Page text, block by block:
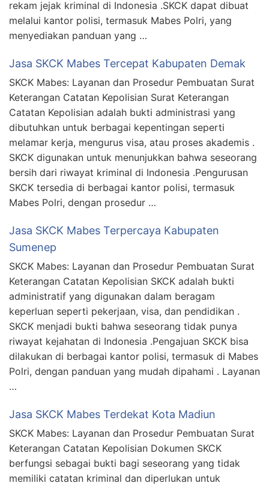
rekam jejak kriminal di Indonesia .SKCK dapat dibuat
melalui kantor polisi, termasuk Mabes Polri, yang
menyediakan panduan yang …
Jasa SKCK Mabes Tercepat Kabupaten Demak
SKCK Mabes: Layanan dan Prosedur Pembuatan Surat
Keterangan Catatan Kepolisian Surat Keterangan
Catatan Kepolisian adalah bukti administrasi yang
dibutuhkan untuk berbagai kepentingan seperti
melamar kerja, mengurus visa, atau proses akademis .
SKCK digunakan untuk menunjukkan bahwa seseorang
bersih dari riwayat kriminal di Indonesia .Pengurusan
SKCK tersedia di berbagai kantor polisi, termasuk
Mabes Polri, dengan prosedur …
Jasa SKCK Mabes Terpercaya Kabupaten
Sumenep
SKCK Mabes: Layanan dan Prosedur Pembuatan Surat
Keterangan Catatan Kepolisian SKCK adalah bukti
administratif yang digunakan dalam beragam
keperluan seperti pekerjaan, visa, dan pendidikan .
SKCK menjadi bukti bahwa seseorang tidak punya
riwayat kejahatan di Indonesia .Pengajuan SKCK bisa
dilakukan di berbagai kantor polisi, termasuk di Mabes
Polri, dengan panduan yang mudah dipahami . Layanan
…
Jasa SKCK Mabes Terdekat Kota Madiun
SKCK Mabes: Layanan dan Prosedur Pembuatan Surat
Keterangan Catatan Kepolisian Dokumen SKCK
berfungsi sebagai bukti bagi seseorang yang tidak
memiliki catatan kriminal dan diperlukan untuk